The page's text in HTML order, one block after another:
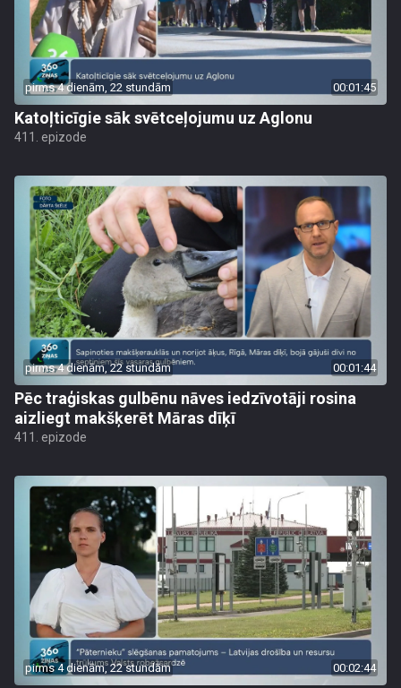
pirms 4 dienām, 22 stundām 00:01:45
Katoļticīgie sāk svētceļojumu uz Aglonu
411. epizode
pirms 4 dienām, 22 stundām 00:01:44
Pēc traģiskas gulbēnu nāves iedzīvotāji rosina
aizliegt makšķerēt Māras dīķī
411. epizode
pirms 4 dienām, 22 stundām 00:02:44